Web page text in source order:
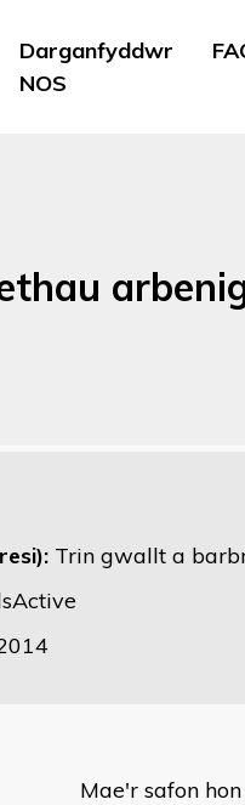
Darganfyddwr
NOS
Trin gwallt a
​Mae'r safon